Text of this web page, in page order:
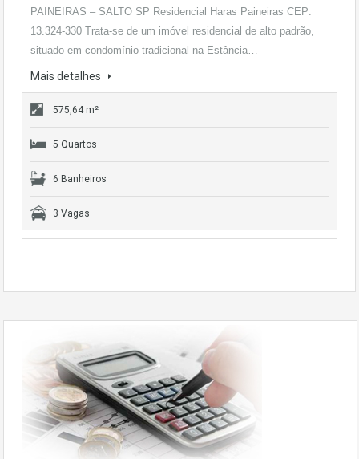
PAINEIRAS – SALTO SP Residencial Haras Paineiras CEP:
13.324-330 Trata-se de um imóvel residencial de alto padrão,
situado em condomínio tradicional na Estância…
Mais detalhes
575,64 m²
5 Quartos
6 Banheiros
3 Vagas